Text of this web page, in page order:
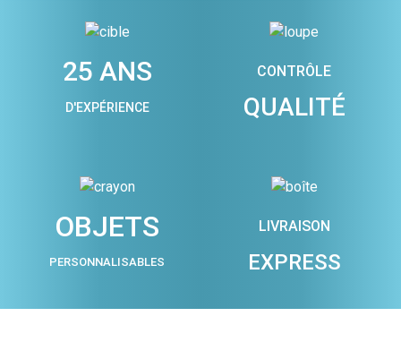
25 ANS
D'EXPÉRIENCE
CONTRÔLE
QUALITÉ
OBJETS
PERSONNALISABLES
LIVRAISON
EXPRESS